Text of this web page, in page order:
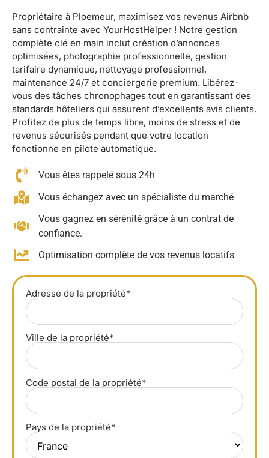
Propriétaire à Ploemeur, maximisez vos revenus Airbnb
sans contrainte avec YourHostHelper ! Notre gestion
complète clé en main inclut création d’annonces
optimisées, photographie professionnelle, gestion
tarifaire dynamique, nettoyage professionnel,
maintenance 24/7 et conciergerie premium. Libérez-
vous des tâches chronophages tout en garantissant des
standards hôteliers qui assurent d’excellents avis clients.
Profitez de plus de temps libre, moins de stress et de
revenus sécurisés pendant que votre location
fonctionne en pilote automatique.
Vous êtes rappelé sous 24h
Vous échangez avec un spécialiste du marché
Vous gagnez en sérénité grâce à un contrat de
confiance.
Optimisation complète de vos revenus locatifs
Adresse de la propriété*
Ville de la propriété*
Code postal de la propriété*
Pays de la propriété*